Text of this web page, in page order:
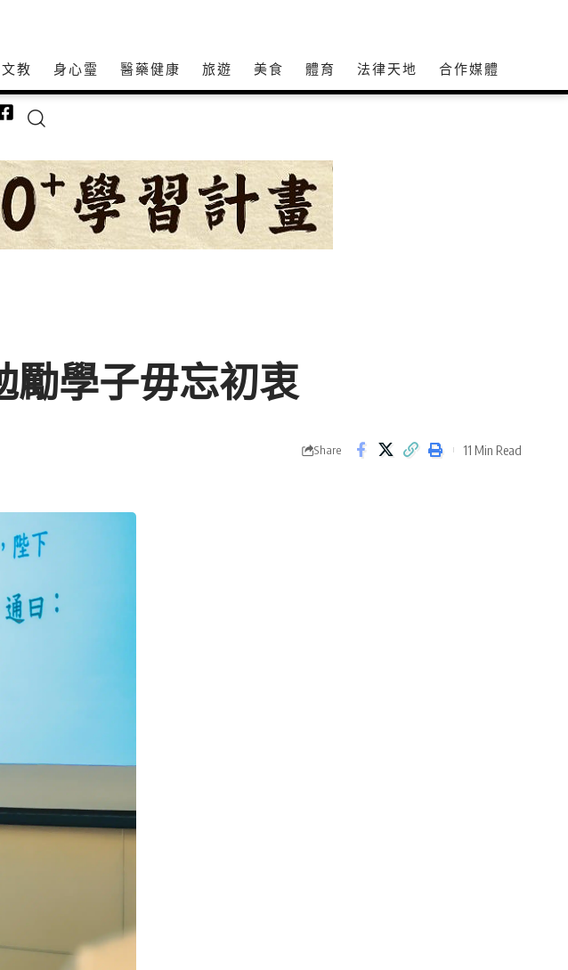
文教 身心𩆜 醫藥健康 旅遊 美食 體育 法律天地 合作媒體
學子毋忘初衷
Share 11 Min Read